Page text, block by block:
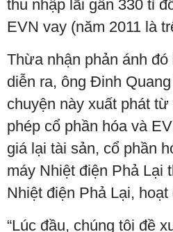
thu nhập lãi gần 330 tỉ
EVN vay (năm 2011 là
Thừa nhận phản ánh
diễn ra, ông Đinh
chuyện này xuất phát
phép cổ phần hóa và
giá lại tài sản, cổ phần
máy Nhiệt điện Phả Lại
Nhiệt điện Phả Lại,
“Lúc đầu, chúng tôi đề